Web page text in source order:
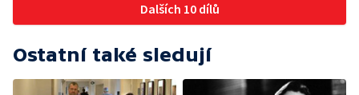
Dalších 10 dílů
Ostatní také sledují